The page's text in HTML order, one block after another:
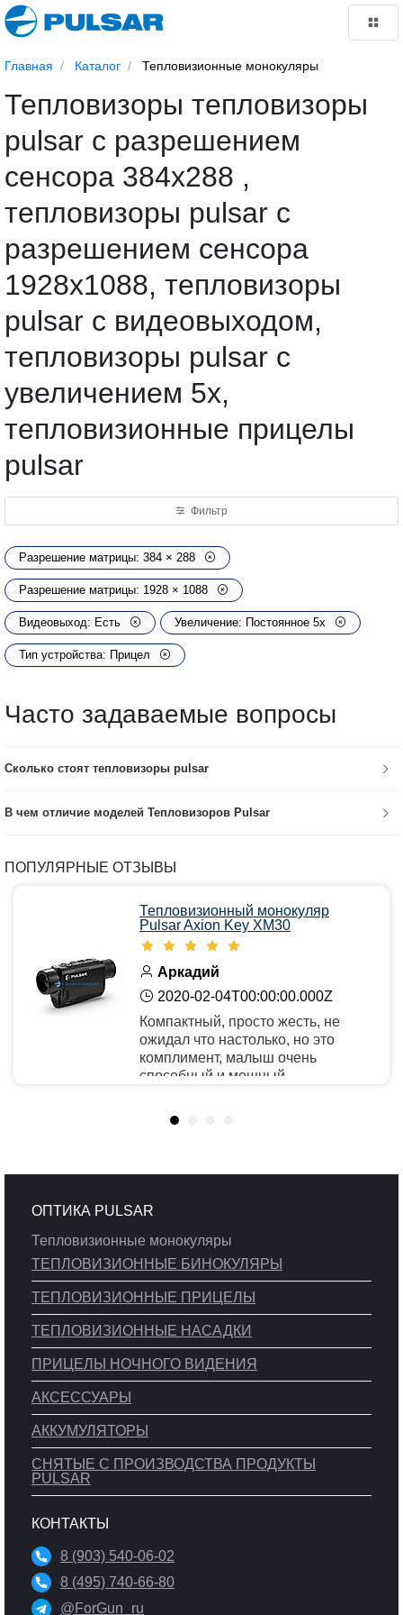
Главная Каталог Тепловизионные монокуляры
Тепловизоры тепловизоры
pulsar с разрешением
сенсора 384x288 ,
тепловизоры pulsar с
разрешением сенсора
1928x1088, тепловизоры
pulsar с видеовыходом,
тепловизоры pulsar с
увеличением 5х,
тепловизионные прицелы
pulsar
Фильтр
Разрешение матрицы: 384 × 288
Разрешение матрицы: 1928 × 1088
Видеовыход: Есть Увеличение: Постоянное 5х
Тип устройства: Прицел
Часто задаваемые вопросы
Сколько стоят тепловизоры pulsar
В чем отличие моделей Тепловизоров Pulsar
ПОПУЛЯРНЫЕ ОТЗЫВЫ
Тепловизионный монокуляр
Pulsar Axion Key XM30
Аркадий
2020-02-04T00:00:00.000Z
Компактный, просто жесть, не
ожидал что настолько, но это
комплимент, малыш очень
способный и мощный.
ОПТИКА PULSAR
Тепловизионные монокуляры
ТЕПЛОВИЗИОННЫЕ БИНОКУЛЯРЫ
ТЕПЛОВИЗИОННЫЕ ПРИЦЕЛЫ
ТЕПЛОВИЗИОННЫЕ НАСАДКИ
ПРИЦЕЛЫ НОЧНОГО ВИДЕНИЯ
АКСЕССУАРЫ
АККУМУЛЯТОРЫ
СНЯТЫЕ С ПРОИЗВОДСТВА ПРОДУКТЫ
PULSAR
КОНТАКТЫ
8 (903) 540-06-02
8 (495) 740-66-80
@ForGun_ru